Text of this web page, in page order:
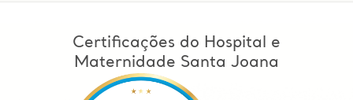
Certificações do Hospital e
Maternidade Santa Joana